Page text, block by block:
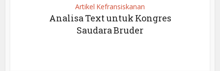
Artikel Kefransiskanan
Analisa Text untuk Kongres
Saudara Bruder